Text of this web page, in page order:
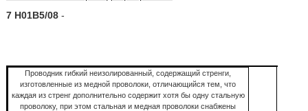
7 H01B5/08-
Проводник гибкий неизолированный, содержащий стренги,
изготовленные из медной проволоки, отличающийся тем, что
каждая из стренг дополнительно содержит хотя бы одну стальную
проволоку, при этом стальная и медная проволоки снабжены